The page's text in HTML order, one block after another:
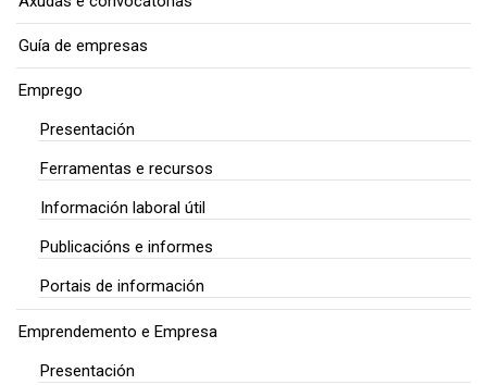
Guía de empresas
Emprego
Presentación
Ferramentas e recursos
Información laboral útil
Publicacións e informes
Portais de información
Emprendemento e Empresa
Presentación